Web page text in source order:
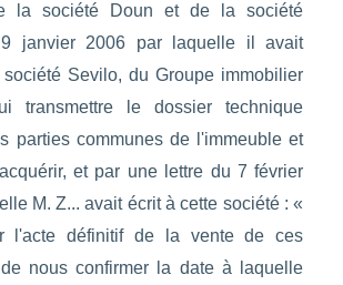
la société Doun et de la société
9 janvier 2006 par laquelle il avait
Sevilo, du Groupe immobilier
transmettre le dossier technique
parties communes de l'immeuble et
et par une lettre du 7 février
M. Z... avait écrit à cette société : «
l'acte définitif de la vente de ces
nous confirmer la date à laquelle